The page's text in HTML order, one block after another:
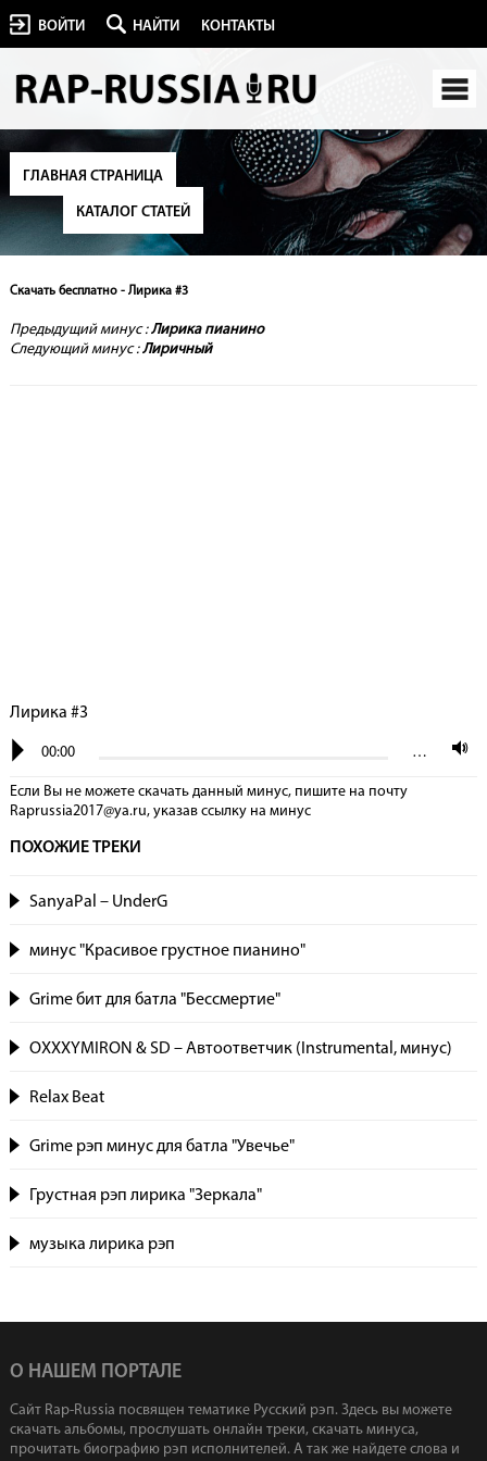
ВОЙТИ НАЙТИ КОНТАКТЫ
ГЛАВНАЯ СТРАНИЦА
КАТАЛОГ СТАТЕЙ
Скачать бесплатно - Лирика #3
Предыдущий минус :Лирика пианино
Следующий минус :Лиричный
Лирика #3
00:00 …
Если Вы не можете скачать данный минус, пишите на почту
Raprussia2017@ya.ru, указав сcылку на минус
ПОХОЖИЕ ТРЕКИ
SanyaPal – UnderG
минус "Красивое грустное пианино"
Grime бит для батла "Бессмертие"
OXXXYMIRON & SD – Автоответчик (Instrumental, минус)
Relax Beat
Grime рэп минус для батла "Увечье"
Грустная рэп лирика "Зеркала"
музыка лирика рэп
О НАШЕМ ПОРТАЛЕ
Сайт Rap-Russia посвящен тематике Русский рэп. Здесь вы можете
скачать альбомы, прослушать онлайн треки, скачать минуса,
прочитать биографию рэп исполнителей. А так же найдете слова и